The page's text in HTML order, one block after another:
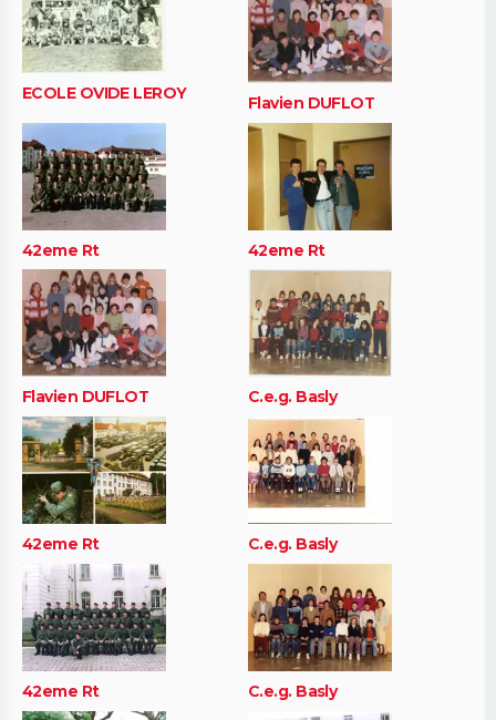
ECOLE OVIDE LEROY Flavien DUFLOT
42eme Rt 42eme Rt
Flavien DUFLOT C.e.g. Basly
42eme Rt C.e.g. Basly
42eme Rt C.e.g. Basly